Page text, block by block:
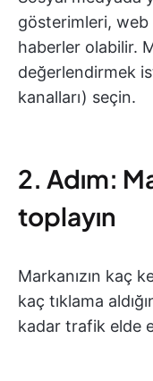
gösterimleri,
haberler olabilir.
değerlendirmek
kanalları) seçin.
2. Adım:
toplayın
Markanızın kaç
kaç tıklama
kadar trafik elde